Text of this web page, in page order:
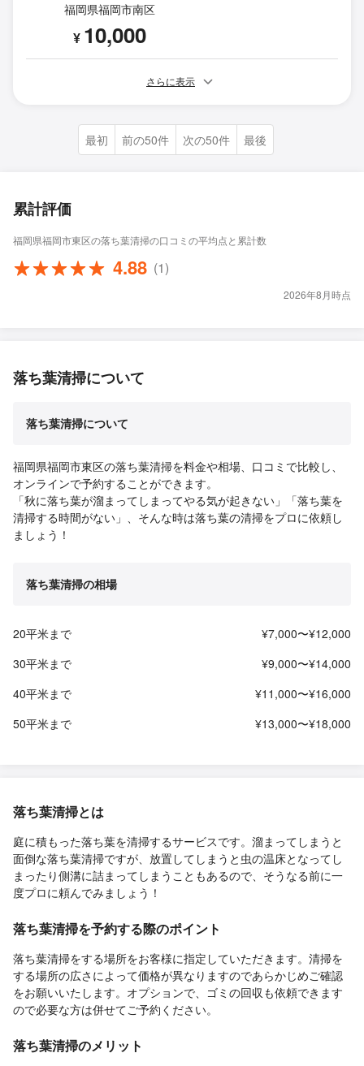
福岡県福岡市南区
¥ 10,000
さらに表示
最初 前の50件 次の50件 最後
累計評価
福岡県福岡市東区の落ち葉清掃の口コミの平均点と累計数
4.88 (1)
2026年8月時点
落ち葉清掃について
落ち葉清掃について
福岡県福岡市東区の落ち葉清掃を料金や相場、口コミで比較し、
オンラインで予約することができます。
「秋に落ち葉が溜まってしまってやる気が起きない」「落ち葉を
清掃する時間がない」、そんな時は落ち葉の清掃をプロに依頼し
ましょう！
落ち葉清掃の相場
20平米まで
¥7,000〜¥12,000
30平米まで
¥9,000〜¥14,000
40平米まで
¥11,000〜¥16,000
50平米まで
¥13,000〜¥18,000
落ち葉清掃とは
庭に積もった落ち葉を清掃するサービスです。溜まってしまうと
面倒な落ち葉清掃ですが、放置してしまうと虫の温床となってし
まったり側溝に詰まってしまうこともあるので、そうなる前に一
度プロに頼んでみましょう！
落ち葉清掃を予約する際のポイント
落ち葉清掃をする場所をお客様に指定していただきます。清掃を
する場所の広さによって価格が異なりますのであらかじめご確認
をお願いいたします。オプションで、ゴミの回収も依頼できます
ので必要な方は併せてご予約ください。
落ち葉清掃のメリット